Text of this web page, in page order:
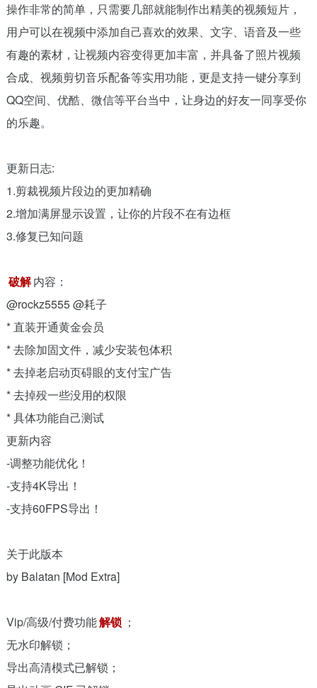
操作非常的简单，只需要几部就能制作出精美的视频短片，
用户可以在视频中添加自己喜欢的效果、文字、语音及一些
有趣的素材，让视频内容变得更加丰富，并具备了照片视频
合成、视频剪切音乐配备等实用功能，更是支持一键分享到
QQ空间、优酷、微信等平台当中，让身边的好友一同享受你
的乐趣。
更新日志:
1.剪裁视频片段边的更加精确
2.增加满屏显示设置，让你的片段不在有边框
3.修复已知问题
破解内容：
@rockz5555 @耗子
* 直装开通黄金会员
* 去除加固文件，减少安装包体积
* 去掉老启动页碍眼的支付宝广告
* 去掉殁一些没用的权限
* 具体功能自己测试
更新内容
-调整功能优化！
-支持4K导出！
-支持60FPS导出！
关于此版本
by Balatan [Mod Extra]
Vip/高级/付费功能解锁 ；
无水印解锁；
导出高清模式已解锁；